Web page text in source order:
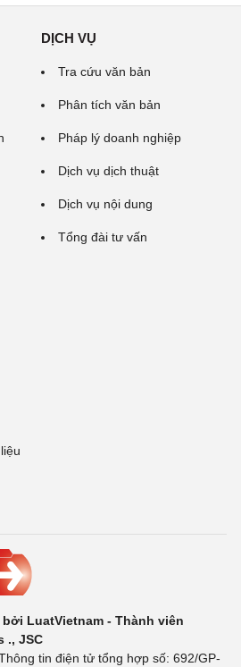
DỊCH VỤ
Tra cứu văn bản
Phân tích văn bản
Pháp lý doanh nghiệp
Dịch vụ dịch thuật
Dịch vụ nội dung
Tổng đài tư vấn
LuatVietnam - Thành viên
., JSC
tin điện tử tổng hợp số: 692/GP-